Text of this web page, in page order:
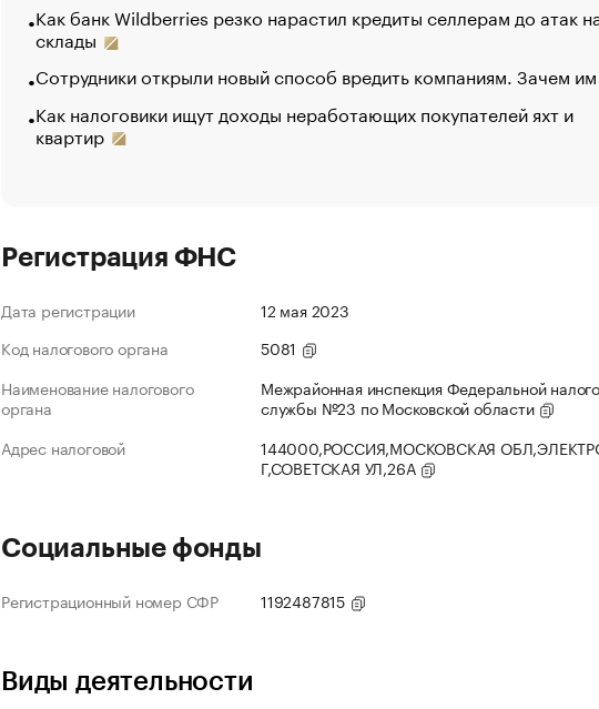
Как банк Wildberries резко нарастил кредиты селлерам до атак
склады
Сотрудники открыли новый способ вредить компаниям. Зачем
Как налоговики ищут доходы неработающих покупателей яхт и
квартир
Регистрация ФНС
Дата регистрации
12 мая 2023
Код налогового органа
5081
Наименование налогового
органа
Межрайонная инспекция Федеральной
службы №23 по Московской области
Адрес налоговой
144000,РОССИЯ,МОСКОВСКАЯ
Г,СОВЕТСКАЯ УЛ,26А
Социальные фонды
Регистрационный номер СФР 1192487815
Виды деятельности